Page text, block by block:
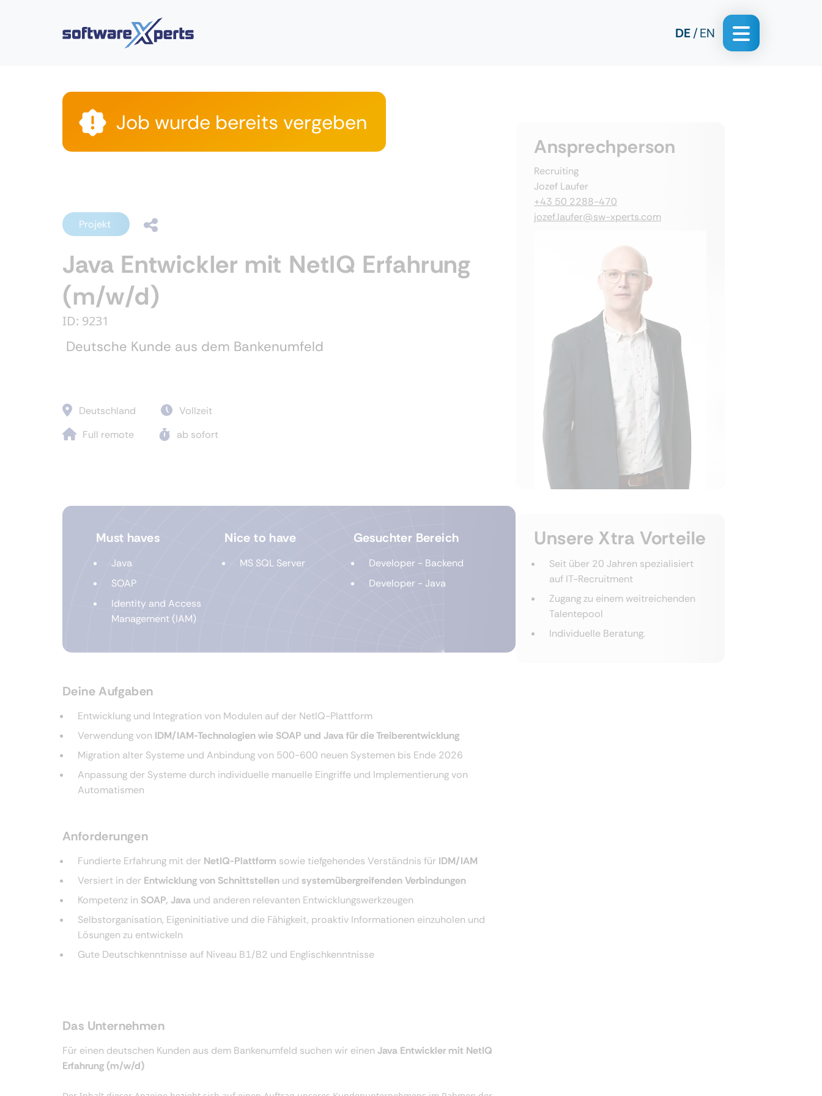
DE EN
Job wurde bereits vergeben
Projekt
Java Entwickler mit NetIQ Erfahrung
(m/w/d)
ID: 9231
Deutsche Kunde aus dem Bankenumfeld
Deutschland
Vollzeit
Full remote
ab sofort
Must haves
Java
SOAP
Identity and Access
Management (IAM)
Nice to have
MS SQL Server
Gesuchter Bereich
Developer - Backend
Developer - Java
Deine Aufgaben
Entwicklung und Integration von Modulen auf der NetIQ-Plattform
Verwendung von IDM/IAM-Technologien wie SOAP und Java für die Treiberentwicklung
Migration alter Systeme und Anbindung von 500-600 neuen Systemen bis Ende 2026
Anpassung der Systeme durch individuelle manuelle Eingriffe und Implementierung von
Automatismen
Anforderungen
Fundierte Erfahrung mit der NetIQ-Plattform sowie tiefgehendes Verständnis für IDM/IAM
Versiert in der Entwicklung von Schnittstellen und systemübergreifenden Verbindungen
Kompetenz in SOAP, Java und anderen relevanten Entwicklungswerkzeugen
Selbstorganisation, Eigeninitiative und die Fähigkeit, proaktiv Informationen einzuholen und
Lösungen zu entwickeln
Gute Deutschkenntnisse auf Niveau B1/B2 und Englischkenntnisse
Das Unternehmen
Für einen deutschen Kunden aus dem Bankenumfeld suchen wir einen Java Entwickler mit NetIQ
Erfahrung (m/w/d)
Ansprechperson
Recruiting
Jozef Laufer
+43 50 2288-470
jozef.laufer@sw-xperts.com
Unsere Xtra Vorteile
Seit über 20 Jahren spezialisiert
auf IT-Recruitment
Zugang zu einem weitreichenden
Talentepool
Individuelle Beratung.